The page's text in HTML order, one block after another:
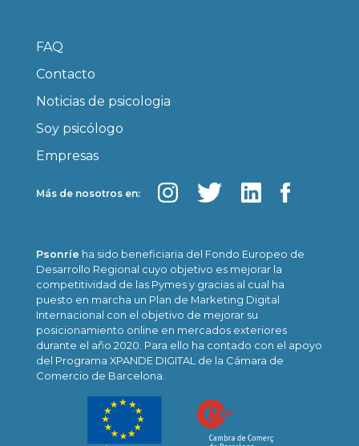
FAQ
Contacto
Noticias de psicologia
Soy psicólogo
Empresas
Más de nosotros en:
Psonríe ha sido beneficiaria del Fondo Europeo de
Desarrollo Regional cuyo objetivo es mejorar la
competitividad de las Pymes y gracias al cual ha
puesto en marcha un Plan de Marketing Digital
Internacional con el objetivo de mejorar su
posicionamiento online en mercados exteriores
durante el año 2020. Para ello ha contado con el apoyo
del Programa XPANDE DIGITAL de la Cámara de
Comercio de Barcelona.